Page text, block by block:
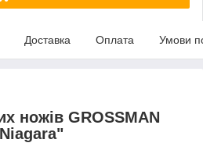
Доставка Оплата Умови
ножів GROSSMAN